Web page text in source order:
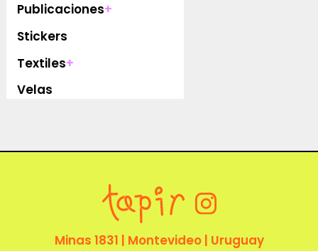
Publicaciones+
Stickers
Textiles+
Velas
Minas 1831 | Montevideo | Uruguay